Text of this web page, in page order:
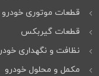
قطعات موتوری خودرو
قطعات گیربکس
نظافت و نگهداری
مكمل و محلول خودرو